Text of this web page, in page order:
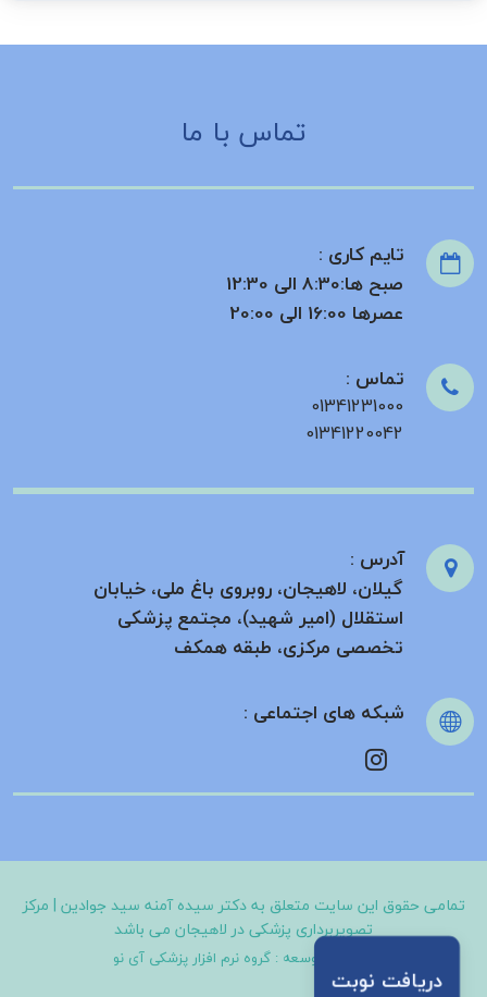
تماس با ما
تایم کاری :
صبح ها:8:30 الی 12:30
عصرها 16:00 الی 20:00
تماس :
01341231000
01341220042
آدرس :
گیلان، لاهیجان، روبروی باغ ملی، خیابان
استقلال (امیر شهید)، مجتمع پزشکی
تخصصی مرکزی، طبقه همکف
شبکه های اجتماعی :
تمامی حقوق این سایت متعلق بهدکتر سیده آمنه سید جوادین | مرکز
تصویربرداری پزشکی در لاهیجان می باشد
طراحی و توسعه : گروه نرم افزار پزشکی آی نو